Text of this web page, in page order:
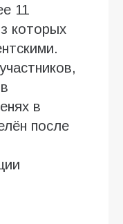
11
которых
в
после